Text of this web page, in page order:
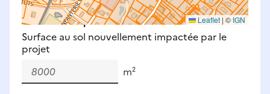
Leaflet |©IGN
Nouveaux impacts
Surface au sol nouvellement impactée par le
projet
m²